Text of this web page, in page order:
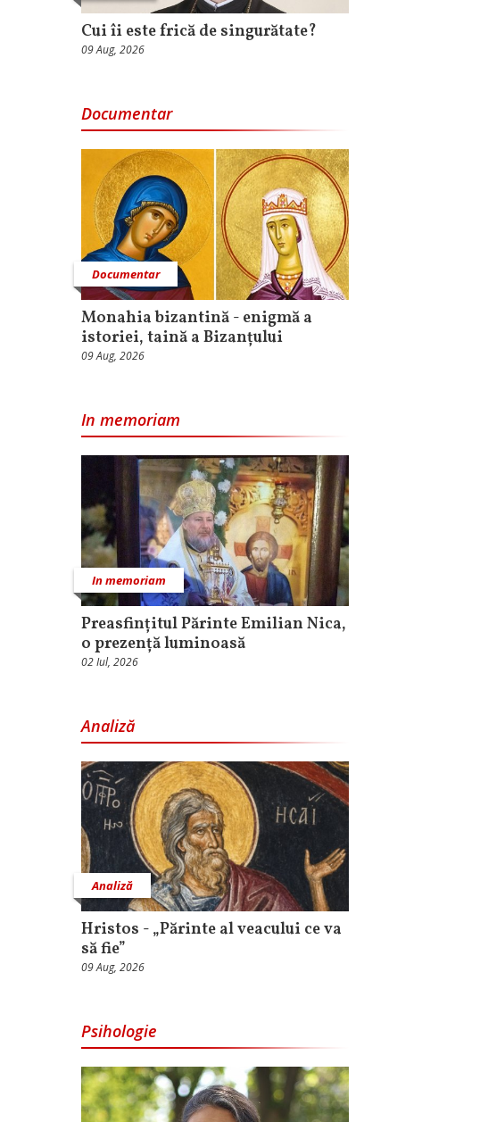
Cui îi este frică de singurătate?
09 Aug, 2026
Documentar
Documentar
Monahia bizantină - enigmă a
istoriei, taină a Bizanțului
09 Aug, 2026
In memoriam
In memoriam
Preasfințitul Părinte Emilian Nica,
o prezență luminoasă
02 Iul, 2026
Analiză
Analiză
Hristos - „Părinte al veacului ce va
să fie”
09 Aug, 2026
Psihologie